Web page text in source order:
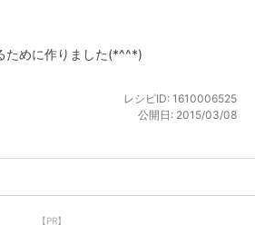
ために作りました(*^^*)
レシピID: 1610006525
公開日: 2015/03/08
【PR】